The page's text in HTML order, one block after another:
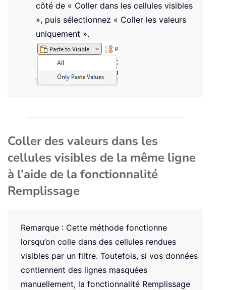
côté de « Coller dans les cellules visibles
», puis sélectionnez « Coller les valeurs
uniquement ».
Coller des valeurs dans les
cellules visibles de la même ligne
à l’aide de la fonctionnalité
Remplissage
Remarque : Cette méthode fonctionne
lorsqu’on colle dans des cellules rendues
visibles par un filtre. Toutefois, si vos données
contiennent des lignes masquées
manuellement, la fonctionnalité Remplissage